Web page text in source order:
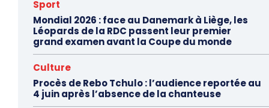
Sport
Mondial 2026 : face au Danemark à Liège, les
Léopards de la RDC passent leur premier
grand examen avant la Coupe du monde
Culture
Procès de Rebo Tchulo : l’audience reportée au
4 juin après l’absence de la chanteuse